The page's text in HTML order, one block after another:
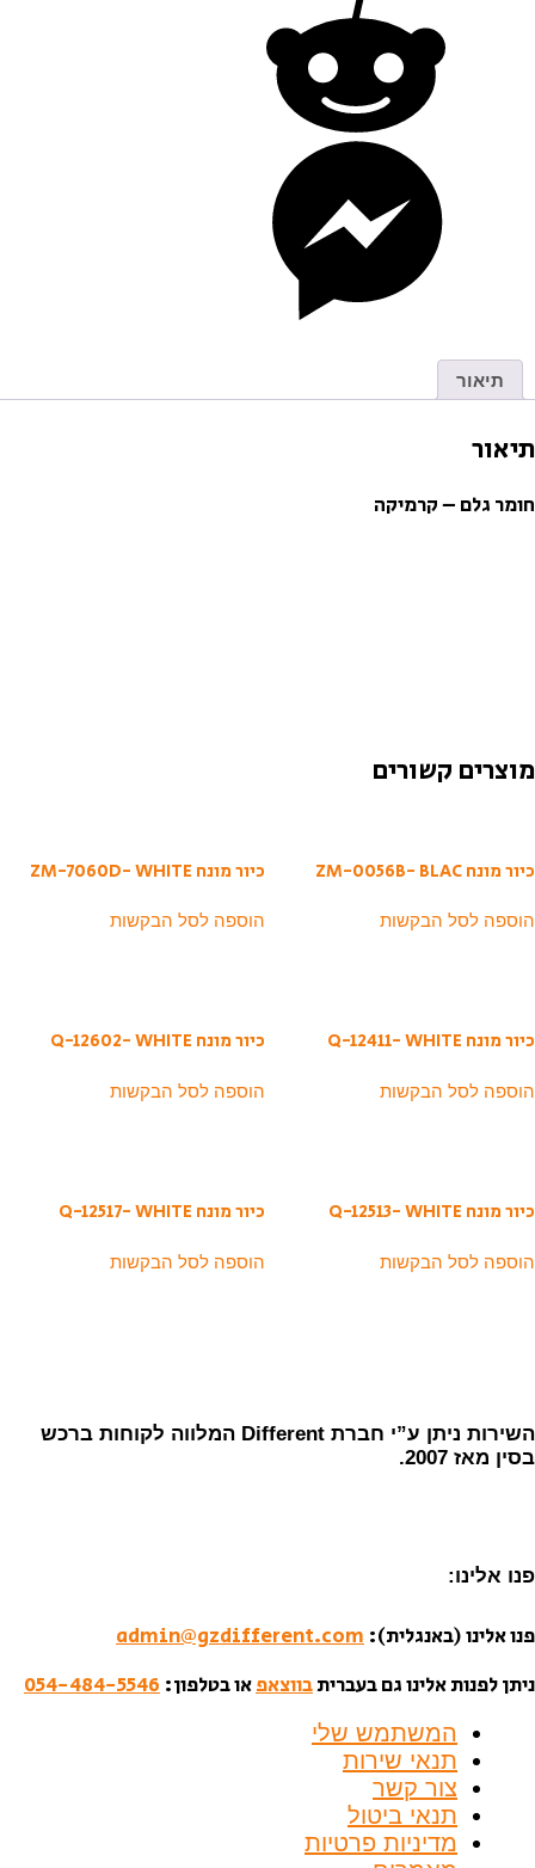
תיאור
תיאור
חומר גלם – קרמיקה
מוצרים קשורים
כיור מונח ZM-0056B- BLAC
הוספה לסל הבקשות
כיור מונח ZM-7060D- WHITE
הוספה לסל הבקשות
כיור מונח Q-12411- WHITE
הוספה לסל הבקשות
כיור מונח Q-12602- WHITE
הוספה לסל הבקשות
כיור מונח Q-12513- WHITE
הוספה לסל הבקשות
כיור מונח Q-12517- WHITE
הוספה לסל הבקשות
השירות ניתן ע”י חברת Different המלווה לקוחות ברכש
בסין מאז 2007.
פנו אלינו:
פנו אלינו (באנגלית): admin@gzdifferent.com
ניתן לפנות אלינו גם בעבריתבווצאפאו בטלפון: 054-484-5546
המשתמש שלי
תנאי שירות
צור קשר
תנאי ביטול
מדיניות פרטיות